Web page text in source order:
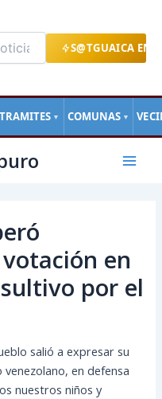
S@TGUAICA EN
TRAMITES ▼ COMUNAS ▼
Main
en
por el
salió a expresar su
en defensa
nuestros niños y